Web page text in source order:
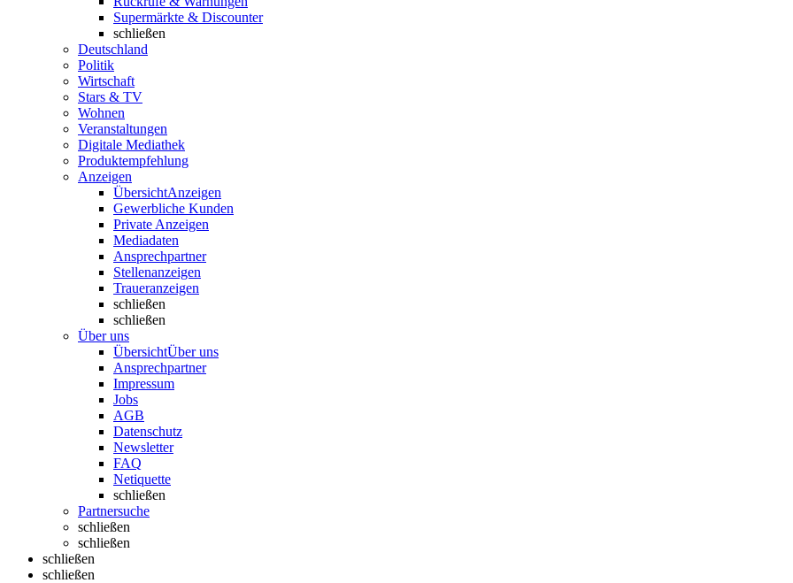
Supermärkte & Discounter
schließen
Deutschland
Politik
Wirtschaft
Stars & TV
Wohnen
Veranstaltungen
Digitale Mediathek
Produktempfehlung
Anzeigen
ÜbersichtAnzeigen
Gewerbliche Kunden
Private Anzeigen
Mediadaten
Ansprechpartner
Stellenanzeigen
Traueranzeigen
schließen
schließen
Über uns
ÜbersichtÜber uns
Ansprechpartner
Impressum
Jobs
AGB
Datenschutz
Newsletter
FAQ
Netiquette
schließen
Partnersuche
schließen
schließen
schließen
schließen